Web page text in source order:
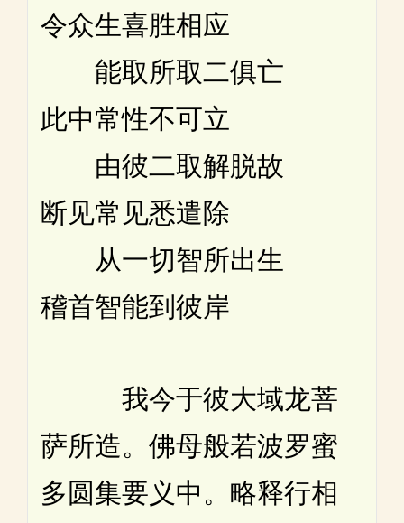
令众生喜胜相应
能取所取二俱亡
此中常性不可立
由彼二取解脱故
断见常见悉遣除
从一切智所出生
稽首智能到彼岸
我今于彼大域龙菩
萨所造。佛母般若波罗蜜
多圆集要义中。略释行相